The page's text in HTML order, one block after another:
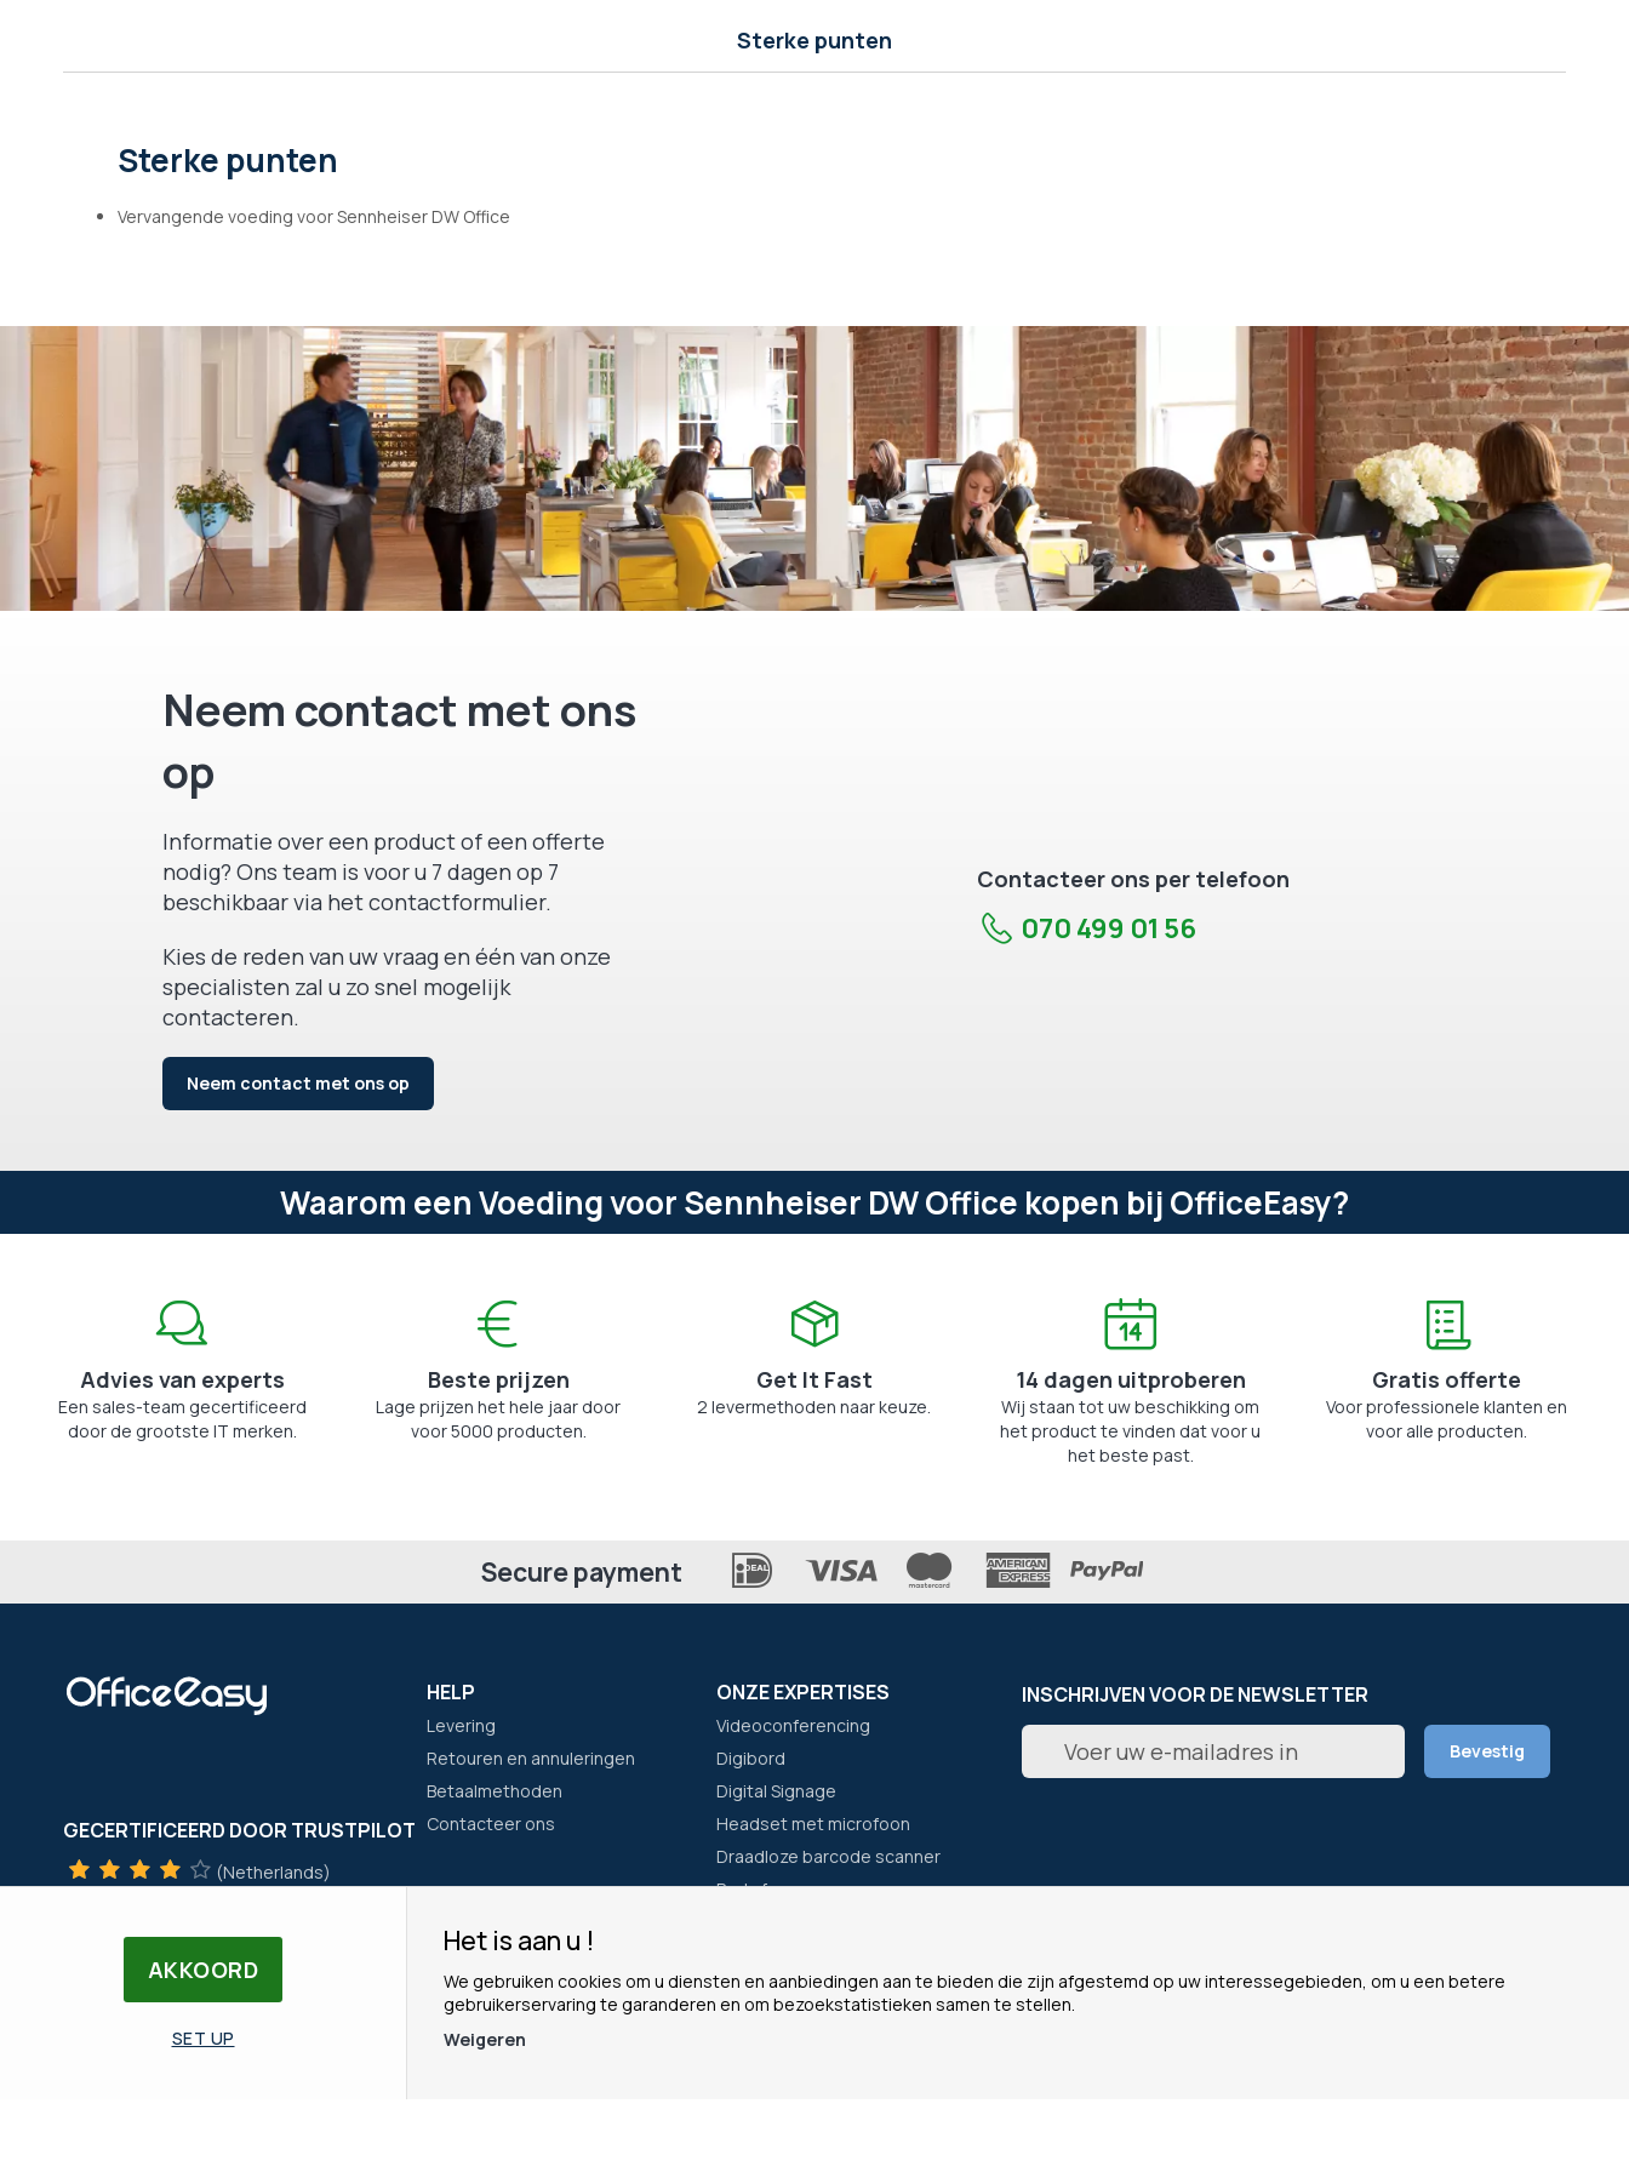
Sterke punten
Sterke punten
Vervangende voeding voor Sennheiser DW Office
AKKOORD
SET UP
Het is aan u !
We gebruiken cookies om u diensten en aanbiedingen aan te bieden die zijn afgestemd op uw interessegebieden, om u een betere
gebruikerservaring te garanderen en om bezoekstatistieken samen te stellen.
Weigeren
Neem contact met ons
op
Informatie over een product of een offerte
nodig? Ons team is voor u 7 dagen op 7
beschikbaar via het contactformulier.
Kies de reden van uw vraag en één van onze
specialisten zal u zo snel mogelijk
contacteren.
Neem contact met ons op
Contacteer ons per telefoon
070 499 01 56
Waarom een Voeding voor Sennheiser DW Office kopen bij OfficeEasy?
Advies van experts
Een sales-team gecertificeerd
door de grootste IT merken.
Beste prijzen
Lage prijzen het hele jaar door
voor 5000 producten.
Get It Fast
2 levermethoden naar keuze.
14 dagen uitproberen
Wij staan tot uw beschikking om
het product te vinden dat voor u
het beste past.
Gratis offerte
Voor professionele klanten en
voor alle producten.
Secure payment
GECERTIFICEERD DOOR TRUSTPILOT
(Netherlands)
HELP
Levering
Retouren en annuleringen
Betaalmethoden
Contacteer ons
ONZE EXPERTISES
Videoconferencing
Digibord
Digital Signage
Headset met microfoon
Draadloze barcode scanner
Portofoon
HET BEDRIJF
Wie zijn wij?
Ons Team
INSCHRIJVEN VOOR DE NEWSLETTER
Abonneer
op
Bevestig
Eenvoudig bestellen
Cookies
OfficeEasy France